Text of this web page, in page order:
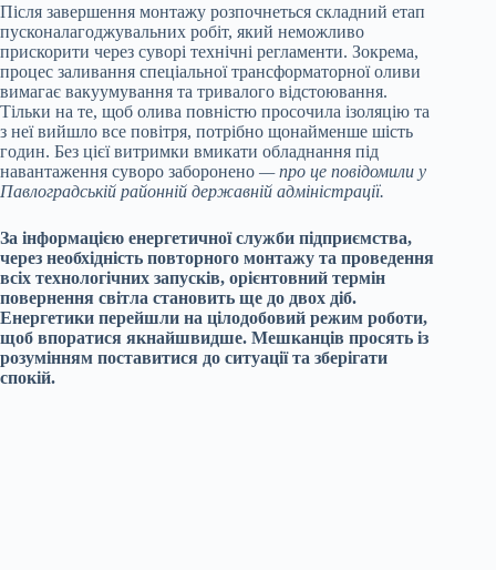
Після завершення монтажу розпочнеться складний етап
пусконалагоджувальних робіт, який неможливо
прискорити через суворі технічні регламенти. Зокрема,
процес заливання спеціальної трансформаторної оливи
вимагає вакуумування та тривалого відстоювання.
Тільки на те, щоб олива повністю просочила ізоляцію та
з неї вийшло все повітря, потрібно щонайменше шість
годин. Без цієї витримки вмикати обладнання під
навантаження суворо заборонено — про це повідомили у
Павлоградській районній державній адміністрації.
За інформацією енергетичної служби підприємства,
через необхідність повторного монтажу та проведення
всіх технологічних запусків, орієнтовний термін
повернення світла становить ще до двох діб.
Енергетики перейшли на цілодобовий режим роботи,
щоб впоратися якнайшвидше. Мешканців просять із
розумінням поставитися до ситуації та зберігати
спокій.